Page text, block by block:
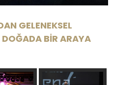
GELENEKSEL
BİR ARAYA